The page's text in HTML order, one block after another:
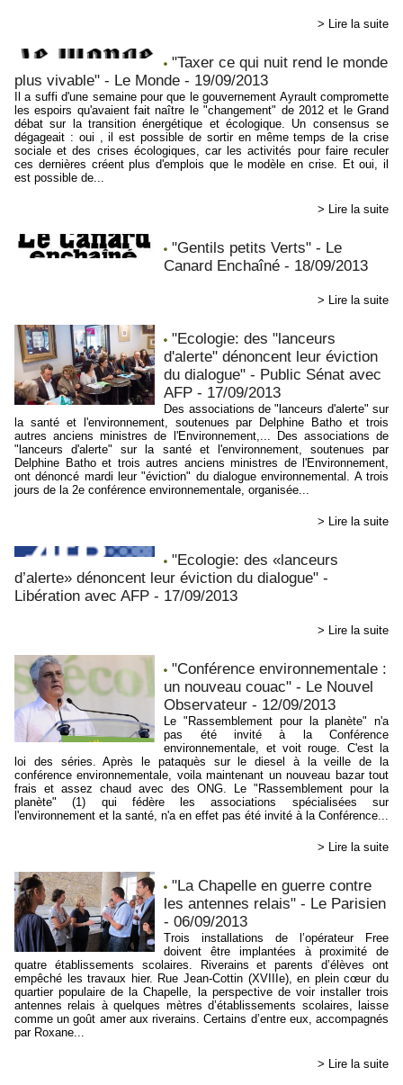
> Lire la suite
"Taxer ce qui nuit rend le monde
plus vivable" - Le Monde - 19/09/2013
Il a suffi d'une semaine pour que le gouvernement Ayrault compromette
les espoirs qu'avaient fait naître le "changement" de 2012 et le Grand
débat sur la transition énergétique et écologique. Un consensus se
dégageait : oui , il est possible de sortir en même temps de la crise
sociale et des crises écologiques, car les activités pour faire reculer
ces dernières créent plus d'emplois que le modèle en crise. Et oui, il
est possible de...
> Lire la suite
"Gentils petits Verts" - Le
Canard Enchaîné - 18/09/2013
> Lire la suite
"Ecologie: des "lanceurs
d'alerte" dénoncent leur éviction
du dialogue" - Public Sénat avec
AFP - 17/09/2013
Des associations de "lanceurs d'alerte" sur
la santé et l'environnement, soutenues par Delphine Batho et trois
autres anciens ministres de l'Environnement,... Des associations de
"lanceurs d'alerte" sur la santé et l'environnement, soutenues par
Delphine Batho et trois autres anciens ministres de l'Environnement,
ont dénoncé mardi leur "éviction" du dialogue environnemental. A trois
jours de la 2e conférence environnementale, organisée...
> Lire la suite
"Ecologie: des «lanceurs
d’alerte» dénoncent leur éviction du dialogue" -
Libération avec AFP - 17/09/2013
> Lire la suite
"Conférence environnementale :
un nouveau couac" - Le Nouvel
Observateur - 12/09/2013
Le "Rassemblement pour la planète" n'a
pas été invité à la Conférence
environnementale, et voit rouge. C'est la
loi des séries. Après le pataquès sur le diesel à la veille de la
conférence environnementale, voila maintenant un nouveau bazar tout
frais et assez chaud avec des ONG. Le "Rassemblement pour la
planète" (1) qui fédère les associations spécialisées sur
l'environnement et la santé, n'a en effet pas été invité à la Conférence...
> Lire la suite
"La Chapelle en guerre contre
les antennes relais" - Le Parisien
- 06/09/2013
Trois installations de l’opérateur Free
doivent être implantées à proximité de
quatre établissements scolaires. Riverains et parents d’élèves ont
empêché les travaux hier. Rue Jean-Cottin (XVIIIe), en plein cœur du
quartier populaire de la Chapelle, la perspective de voir installer trois
antennes relais à quelques mètres d’établissements scolaires, laisse
comme un goût amer aux riverains. Certains d’entre eux, accompagnés
par Roxane...
> Lire la suite